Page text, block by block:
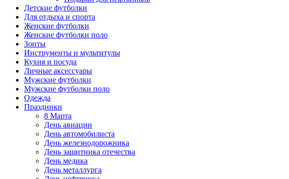
Детские футболки
Для отдыха и спорта
Женские футболки
Женские футболки поло
Зонты
Инструменты и мультитулы
Кухня и посуда
Личные аксессуары
Мужские футболки
Мужские футболки поло
Одежда
Праздники
8 Марта
День авиации
День автомобилиста
День железнодорожника
День защитника отечества
День медика
День металлурга